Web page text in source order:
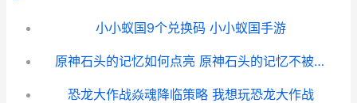
小小蚁国9个兑换码 小小蚁国手游
原神石头的记忆如何点亮 原神石头的记忆不被发现
恐龙大作战焱魂降临策略 我想玩恐龙大作战